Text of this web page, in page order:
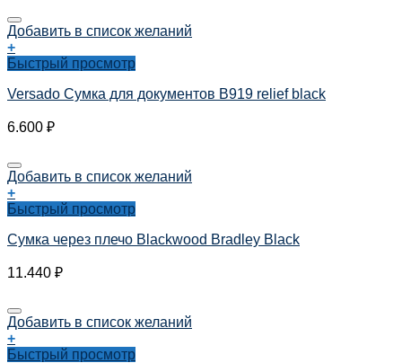
Добавить в список желаний
+
Быстрый просмотр
Versado Сумка для документов B919 relief black
6.600 ₽
Добавить в список желаний
+
Быстрый просмотр
Сумка через плечо Blackwood Bradley Black
11.440 ₽
Добавить в список желаний
+
Быстрый просмотр